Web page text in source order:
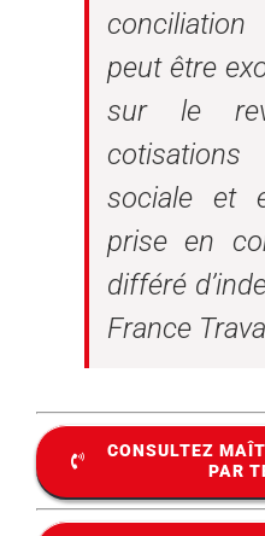
conciliation
peut être
sur le
sociale et
prise en
différé
France
CONSULTEZ
PAR